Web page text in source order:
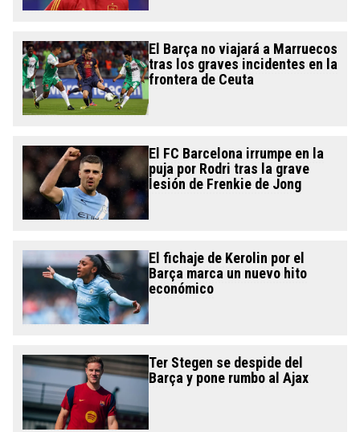
El Barça no viajará a Marruecos
tras los graves incidentes en la
frontera de Ceuta
El FC Barcelona irrumpe en la
puja por Rodri tras la grave
lesión de Frenkie de Jong
El fichaje de Kerolin por el
Barça marca un nuevo hito
económico
Ter Stegen se despide del
Barça y pone rumbo al Ajax